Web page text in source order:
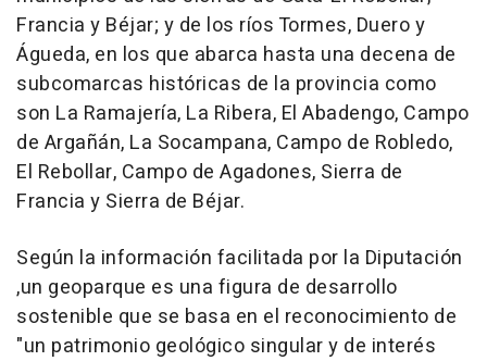
Francia y Béjar; y de los ríos Tormes, Duero y
Águeda, en los que abarca hasta una decena de
subcomarcas históricas de la provincia como
son La Ramajería, La Ribera, El Abadengo, Campo
de Argañán, La Socampana, Campo de Robledo,
El Rebollar, Campo de Agadones, Sierra de
Francia y Sierra de Béjar.
Según la información facilitada por la Diputación
,un geoparque es una figura de desarrollo
sostenible que se basa en el reconocimiento de
"un patrimonio geológico singular y de interés